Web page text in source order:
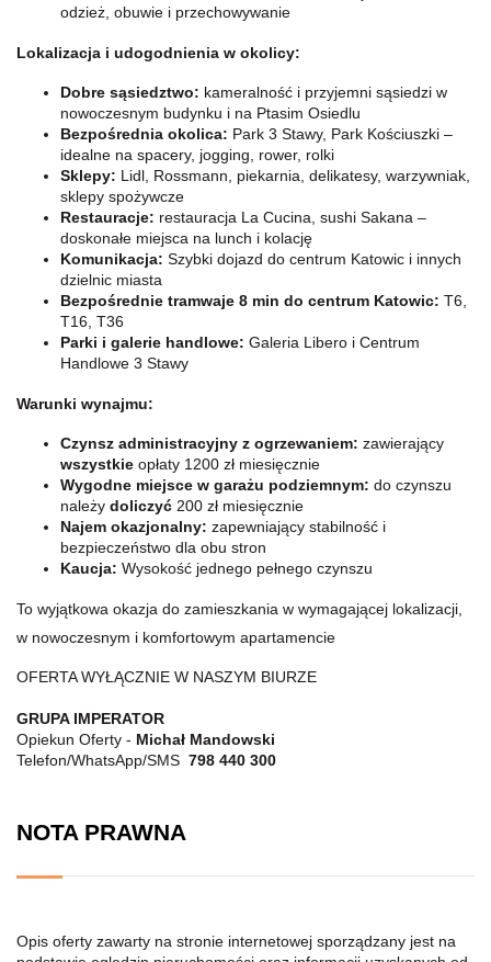
odzież, obuwie i przechowywanie
Lokalizacja i udogodnienia w okolicy:
Dobre sąsiedztwo: kameralność i przyjemni sąsiedzi w
nowoczesnym budynku i na Ptasim Osiedlu
Bezpośrednia okolica: Park 3 Stawy, Park Kościuszki –
idealne na spacery, jogging, rower, rolki
Sklepy: Lidl, Rossmann, piekarnia, delikatesy, warzywniak,
sklepy spożywcze
Restauracje: restauracja La Cucina, sushi Sakana –
doskonałe miejsca na lunch i kolację
Komunikacja: Szybki dojazd do centrum Katowic i innych
dzielnic miasta
Bezpośrednie tramwaje 8 min do centrum Katowic: T6,
T16, T36
Parki i galerie handlowe: Galeria Libero i Centrum
Handlowe 3 Stawy
Warunki wynajmu:
Czynsz administracyjny z ogrzewaniem: zawierający
wszystkie opłaty 1200 zł miesięcznie
Wygodne miejsce w garażu podziemnym: do czynszu
należy doliczyć 200 zł miesięcznie
Najem okazjonalny: zapewniający stabilność i
bezpieczeństwo dla obu stron
Kaucja: Wysokość jednego pełnego czynszu
To wyjątkowa okazja do zamieszkania w wymagającej lokalizacji,
w nowoczesnym i komfortowym apartamencie
OFERTA WYŁĄCZNIE W NASZYM BIURZE
GRUPA IMPERATOR
Opiekun Oferty - Michał Mandowski
Telefon/WhatsApp/SMS 798 440 300
NOTA PRAWNA
Opis oferty zawarty na stronie internetowej sporządzany jest na